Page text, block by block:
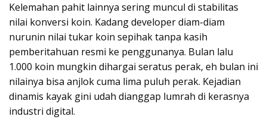
Kelemahan pahit lainnya sering muncul di stabilitas
nilai konversi koin. Kadang developer diam-diam
nurunin nilai tukar koin sepihak tanpa kasih
pemberitahuan resmi ke penggunanya. Bulan lalu
1.000 koin mungkin dihargai seratus perak, eh bulan ini
nilainya bisa anjlok cuma lima puluh perak. Kejadian
dinamis kayak gini udah dianggap lumrah di kerasnya
industri digital.